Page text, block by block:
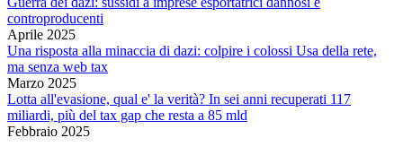
controproducenti
Aprile 2025
Una risposta alla minaccia di dazi: colpire i colossi Usa della rete,
ma senza web tax
Marzo 2025
Lotta all'evasione, qual e' la verità? In sei anni recuperati 117
miliardi, più del tax gap che resta a 85 mld
Febbraio 2025